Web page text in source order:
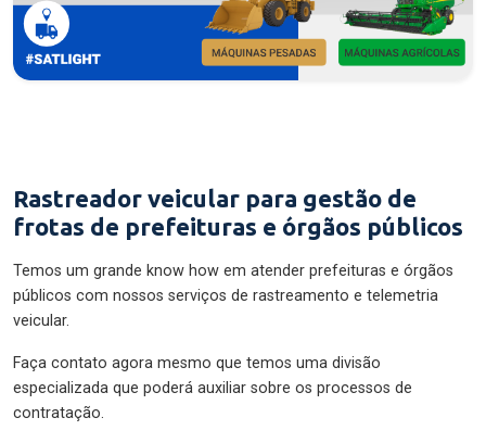
Rastreador veicular para gestão de
frotas de prefeituras e órgãos públicos
Temos um grande know how em atender prefeituras e órgãos
públicos com nossos serviços de rastreamento e telemetria
veicular.
Faça contato agora mesmo que temos uma divisão
especializada que poderá auxiliar sobre os processos de
contratação.